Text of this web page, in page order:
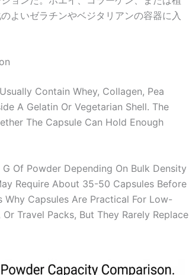
よいゼラチンやベジタリアンの容器に入
Contain Whey, Collagen, Pea
A Gelatin Or Vegetarian Shell. The
The Capsule Can Hold Enough
Of Powder Depending On Bulk Density
Require About 35-50 Capsules Before
Why Capsules Are Practical For Low-
Travel Packs, But They Rarely Replace